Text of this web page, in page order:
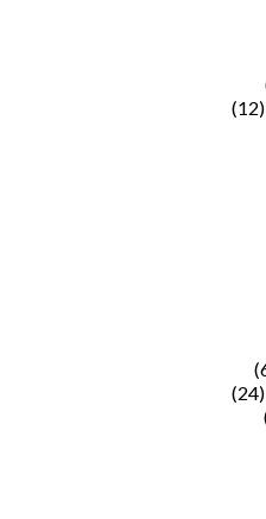
(12)
(24)